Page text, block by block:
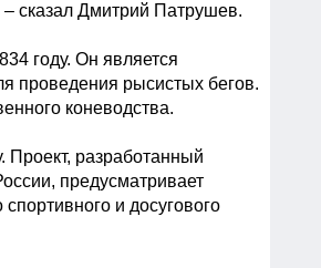
сказал Дмитрий Патрушев.
году. Он является
проведения рысистых бегов.
коневодства.
Проект, разработанный
предусматривает
и досугового